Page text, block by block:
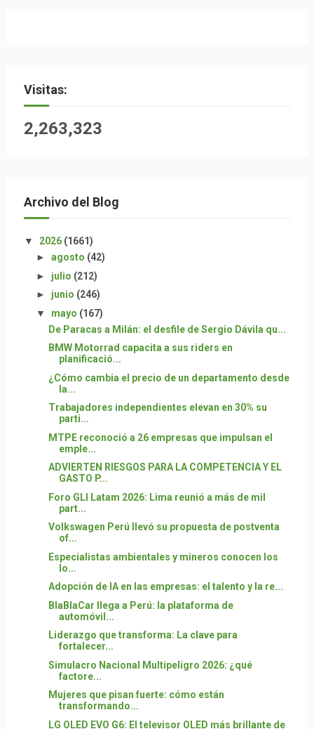
Visitas:
2,263,323
Archivo del Blog
▼ 2026 (1661)
► agosto (42)
► julio (212)
► junio (246)
▼ mayo (167)
De Paracas a Milán: el desfile de Sergio Dávila qu...
BMW Motorrad capacita a sus riders en
planificació...
¿Cómo cambia el precio de un departamento desde
la...
Trabajadores independientes elevan en 30% su
parti...
MTPE reconoció a 26 empresas que impulsan el
emple...
ADVIERTEN RIESGOS PARA LA COMPETENCIA Y EL
GASTO P...
Foro GLI Latam 2026: Lima reunió a más de mil
part...
Volkswagen Perú llevó su propuesta de postventa
of...
Especialistas ambientales y mineros conocen los
lo...
Adopción de IA en las empresas: el talento y la re...
BlaBlaCar llega a Perú: la plataforma de
automóvil...
Liderazgo que transforma: La clave para
fortalecer...
Simulacro Nacional Multipeligro 2026: ¿qué
factore...
Mujeres que pisan fuerte: cómo están
transformando...
LG OLED EVO G6: El televisor OLED más brillante de